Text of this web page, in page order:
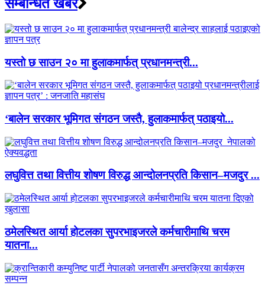
सम्बन्धित खबर
यस्तो छ साउन २० मा हुलाकमार्फत् प्रधानमन्त्री...
‘बालेन सरकार भूमिगत संगठन जस्तै, हुलाकमार्फत् पठाइयो...
लघुवित्त तथा वित्तीय शोषण विरुद्ध आन्दोलनप्रति किसान–मजदुर ...
ठमेलस्थित आर्या होटलका सुपरभाइजरले कर्मचारीमाथि चरम
यातना...